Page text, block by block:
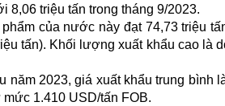
8,06 triệu tấn trong tháng 9/2023.
của nước này đạt 74,73 triệu
tấn). Khối lượng xuất khẩu cao là
năm 2023, giá xuất khẩu trung bình
1.410 USD/tấn FOB.